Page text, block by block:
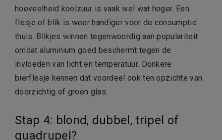
hoeveelheid koolzuur is vaak wel wat hoger. Een
flesje of blik is weer handiger voor de consumptie
thuis. Blikjes winnen tegenwoordig aan populariteit
omdat aluminium goed beschermt tegen de
invloeden van licht en temperatuur. Donkere
bierflesje kennen dat voordeel ook ten opzichte van
doorzichtig of groen glas.
Stap 4: blond, dubbel, tripel of
quadrupel?